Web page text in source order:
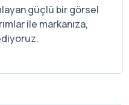
güçlü bir görsel
ile markanıza,